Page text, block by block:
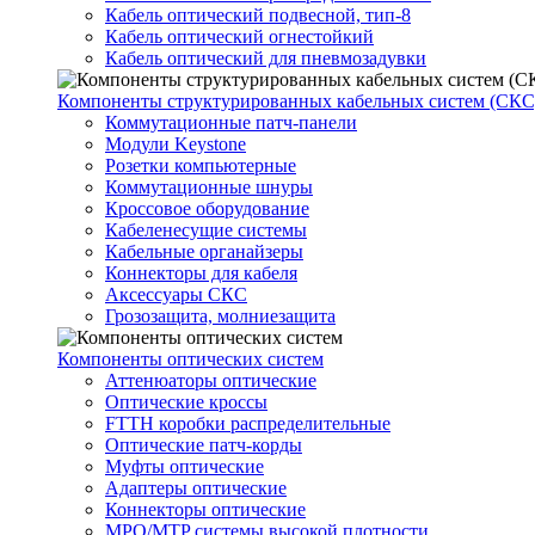
Кабель оптический подвесной, тип-8
Кабель оптический огнестойкий
Кабель оптический для пневмозадувки
Компоненты структурированных кабельных систем
Коммутационные патч-панели
Модули Keystone
Розетки компьютерные
Коммутационные шнуры
Кроссовое оборудование
Кабеленесущие системы
Кабельные органайзеры
Коннекторы для кабеля
Аксессуары СКС
Грозозащита, молниезащита
Компоненты оптических систем
Аттенюаторы оптические
Оптические кроссы
FTTH коробки распределительные
Оптические патч-корды
Муфты оптические
Адаптеры оптические
Коннекторы оптические
MPO/MTP системы высокой плотности